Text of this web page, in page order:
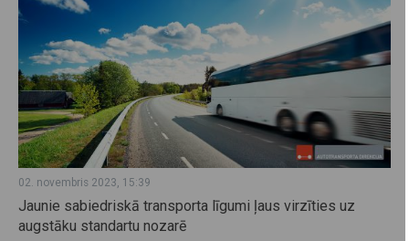
02. novembris 2023, 15:39
Jaunie sabiedriskā transporta līgumi ļaus virzīties uz
augstāku standartu nozarē